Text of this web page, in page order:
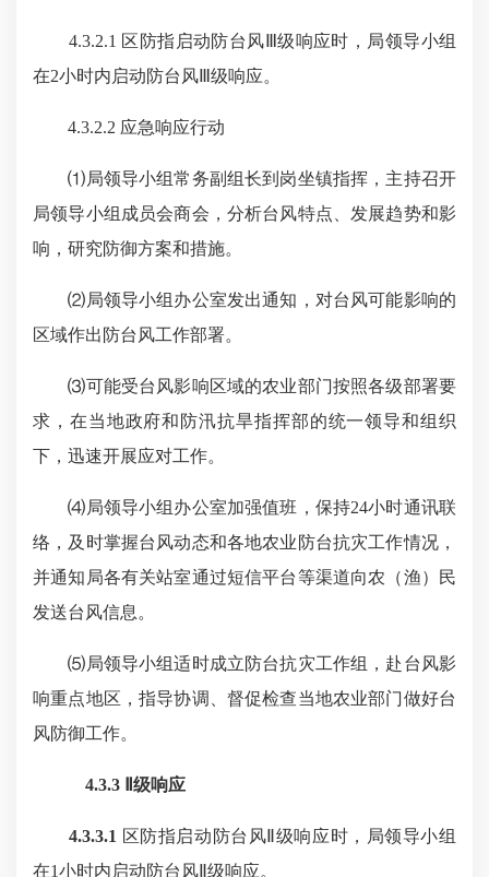
4.3.2.1 区防指启动防台风Ⅲ级响应时，局领导小组
在2小时内启动防台风Ⅲ级响应。
4.3.2.2 应急响应行动
⑴局领导小组常务副组长到岗坐镇指挥，主持召开
局领导小组成员会商会，分析台风特点、发展趋势和影
响，研究防御方案和措施。
⑵局领导小组办公室发出通知，对台风可能影响的
区域作出防台风工作部署。
⑶可能受台风影响区域的农业部门按照各级部署要
求，在当地政府和防汛抗旱指挥部的统一领导和组织
下，迅速开展应对工作。
⑷局领导小组办公室加强值班，保持24小时通讯联
络，及时掌握台风动态和各地农业防台抗灾工作情况，
并通知局各有关站室通过短信平台等渠道向农（渔）民
发送台风信息。
⑸局领导小组适时成立防台抗灾工作组，赴台风影
响重点地区，指导协调、督促检查当地农业部门做好台
风防御工作。
4.3.3 Ⅱ级响应
4.3.3.1 区防指启动防台风Ⅱ级响应时，局领导小组
在1小时内启动防台风Ⅱ级响应。